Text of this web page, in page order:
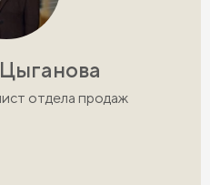
отдела продаж